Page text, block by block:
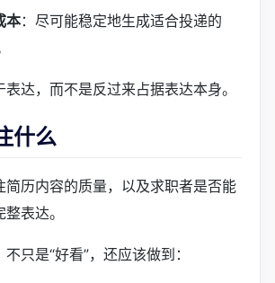
本：尽可能稳定地生成适合投递的
达，而不是反过来占据表达本身。
什么
简历内容的质量，以及求职者是否能
表达。
只是“好看”，还应该做到：